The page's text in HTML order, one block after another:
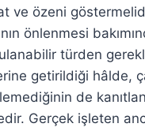
ve özeni
önlenmesi
türden
getirildiği hâlde,
de
Gerçek işleten